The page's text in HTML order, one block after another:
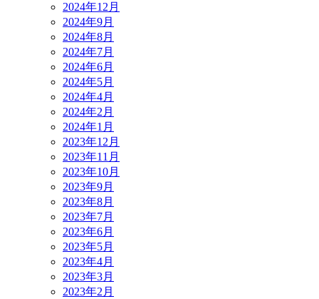
2024年12月
2024年9月
2024年8月
2024年7月
2024年6月
2024年5月
2024年4月
2024年2月
2024年1月
2023年12月
2023年11月
2023年10月
2023年9月
2023年8月
2023年7月
2023年6月
2023年5月
2023年4月
2023年3月
2023年2月